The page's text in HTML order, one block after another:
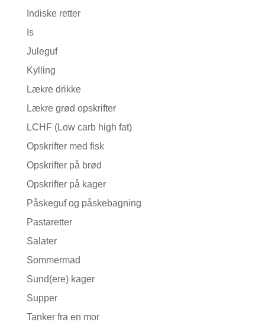
Indiske retter
Is
Juleguf
Kylling
Lækre drikke
Lækre grød opskrifter
LCHF (Low carb high fat)
Opskrifter med fisk
Opskrifter på brød
Opskrifter på kager
Påskeguf og påskebagning
Pastaretter
Salater
Sommermad
Sund(ere) kager
Supper
Tanker fra en mor